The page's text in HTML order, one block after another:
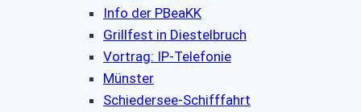
Info der PBeaKK
Grillfest in Diestelbruch
Vor­trag: IP-Te­le­fo­nie
Münster
Schiedersee-Schifffahrt